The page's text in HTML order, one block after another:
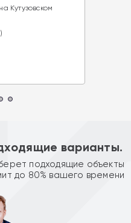
Кутузовском
варианты.
подходящие объекты
до 80% вашего времени